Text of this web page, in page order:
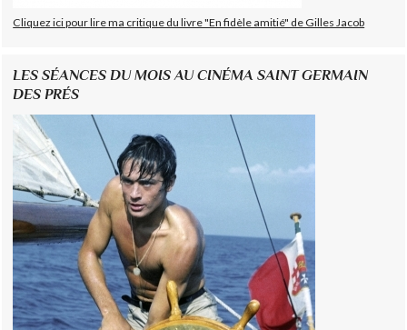
Cliquez ici pour lire ma critique du livre "En fidèle amitié" de Gilles Jacob
LES SÉANCES DU MOIS AU CINÉMA SAINT GERMAIN
DES PRÉS